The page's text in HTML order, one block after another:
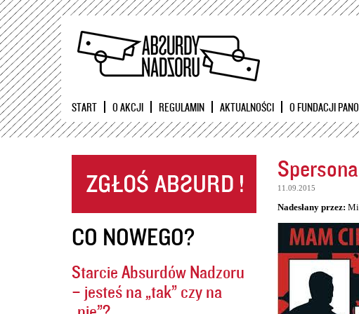
START O AKCJI REGULAMIN AKTUALNOŚCI O FUNDACJI
CO NOWEGO?
Starcie Absurdów Nadzoru
– jesteś na „tak” czy na
11.09.2015
Nadesłany przez: